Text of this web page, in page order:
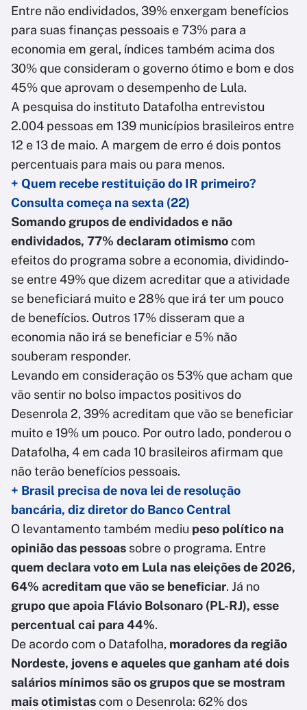
Entre não endividados, 39% enxergam benefícios
para suas finanças pessoais e 73% para a
economia em geral, índices também acima dos
30% que consideram o governo ótimo e bom e dos
45% que aprovam o desempenho de Lula.
A pesquisa do instituto Datafolha entrevistou
2.004 pessoas em 139 municípios brasileiros entre
12 e 13 de maio. A margem de erro é dois pontos
percentuais para mais ou para menos.
+ Quem recebe restituição do IR primeiro?
Consulta começa na sexta (22)
Somando grupos de endividados e não
endividados, 77% declaram otimismocom
efeitos do programa sobre a economia, dividindo-
se entre 49% que dizem acreditar que a atividade
se beneficiará muito e 28% que irá ter um pouco
de benefícios. Outros 17% disseram que a
economia não irá se beneficiar e 5% não
souberam responder.
Levando em consideração os 53% que acham que
vão sentir no bolso impactos positivos do
Desenrola 2, 39% acreditam que vão se beneficiar
muito e 19% um pouco. Por outro lado, ponderou o
Datafolha, 4 em cada 10 brasileiros afirmam que
não terão benefícios pessoais.
+ Brasil precisa de nova lei de resolução
bancária, diz diretor do Banco Central
O levantamento também mediu peso político na
opinião das pessoas sobre o programa. Entre
quem declara voto em Lula nas eleições de 2026,
64% acreditam que vão se beneficiar. Já no
grupo que apoia Flávio Bolsonaro (PL-RJ), esse
percentual cai para 44%.
De acordo com o Datafolha, moradores da região
Nordeste, jovens e aqueles que ganham até dois
salários mínimos são os grupos que se mostram
mais otimistascom o Desenrola: 62% dos